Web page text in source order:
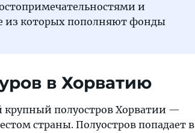
и
из которых пополняют фонды
в Хорватию
полуостров Хорватии —
страны. Полуостров попадает в